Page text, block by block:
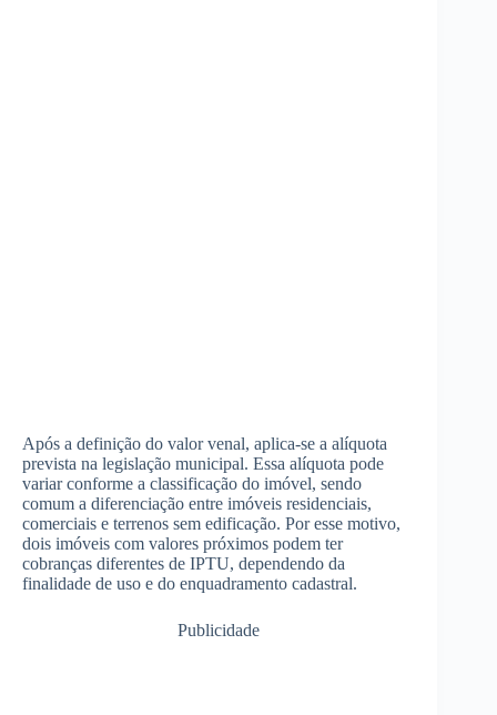
Após a definição do valor venal, aplica-se a alíquota
prevista na legislação municipal. Essa alíquota pode
variar conforme a classificação do imóvel, sendo
comum a diferenciação entre imóveis residenciais,
comerciais e terrenos sem edificação. Por esse motivo,
dois imóveis com valores próximos podem ter
cobranças diferentes de IPTU, dependendo da
finalidade de uso e do enquadramento cadastral.
Publicidade